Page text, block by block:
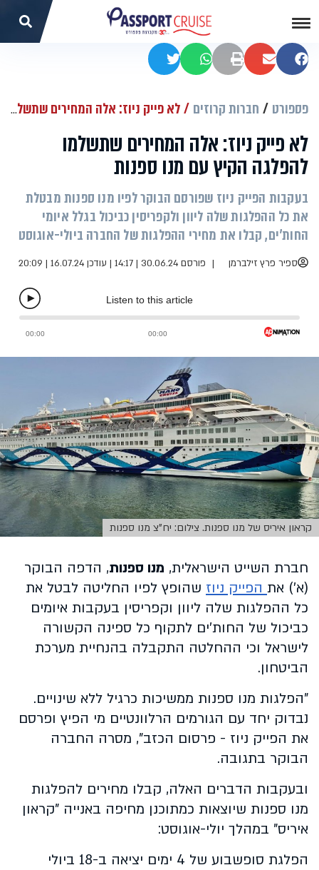
שתפו בפייסבוק
שתפו במיילהדפסהשתפו בוואטסאפשתפו בטוויטר
פספורט חברות קרוזים לא פייק ניוז: אלה המחירים שתשלמו להפלגה הקיץ עם מנו ספנות
לא פייק ניוז: אלה המחירים שתשלמו
להפלגה הקיץ עם מנו ספנות
בעקבות הפייק ניוז שפורסם הבוקר לפיו מנו ספנות מבטלת
את כל ההפלגות שלה ליוון ולקפריסין כביכול בגלל איומי
החות'ים, קבלו את מחירי ההפלגות של החברה ביולי-אוגוסט
ספיר פרץ זילברמן פורסם 30.06.24 | 14:17 | עודכן 16.07.24 | 20:09
קראון איריס של מנו ספנות. צילום: יח"צ מנו ספנות
חברת השייט הישראלית, מנו ספנות, הדפה הבוקר
(א') את הפייק ניוז שהופץ לפיו החליטה לבטל את
כל ההפלגות שלה ליוון וקפריסין בעקבות איומים
כביכול של החות'ים לתקוף כל ספינה הקשורה
לישראל וכי ההחלטה התקבלה בהנחיית מערכת
הביטחון.
"הפלגות מנו ספנות ממשיכות כרגיל ללא שינויים.
נבדוק יחד עם הגורמים הרלוונטיים מי הפיץ ופרסם
את הפייק ניוז - פרסום הכזב", מסרה החברה
הבוקר בתגובה.
ובעקבות הדברים האלה, קבלו מחירים להפלגות
מנו ספנות שיוצאות כמתוכנן מחיפה באנייה "קראון
איריס" במהלך יולי-אוגוסט:
הפלגת סופשבוע של 4 ימים יציאה ב-18 ביולי